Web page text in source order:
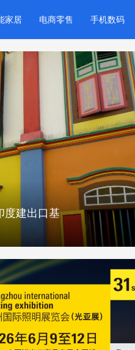
家居 电商零售 手机数码
度建出口基